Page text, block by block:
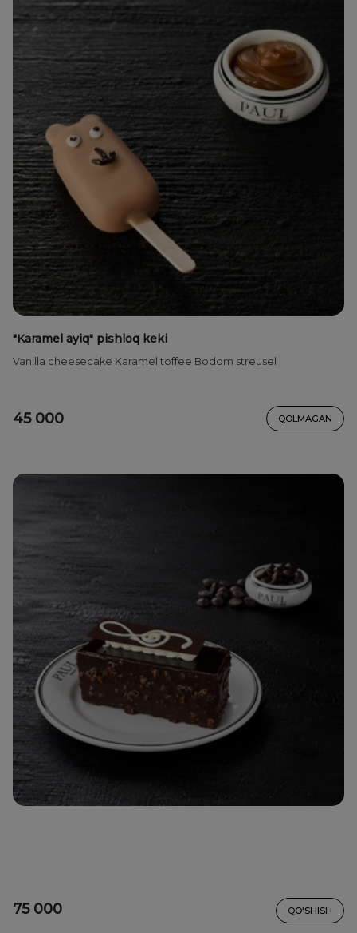
"Karamel ayiq" pishloq keki
Vanilla cheesecake Karamel toffee Bodom streusel
45 000 QOLMAGAN
75 000 QO'SHISH